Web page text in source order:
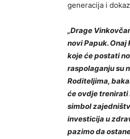
generacija i
„Drage
novi Papuk.
koje će postati
raspolaganju su
Roditeljima,
će ovdje trenirati
simbol
investicija u
pazimo da